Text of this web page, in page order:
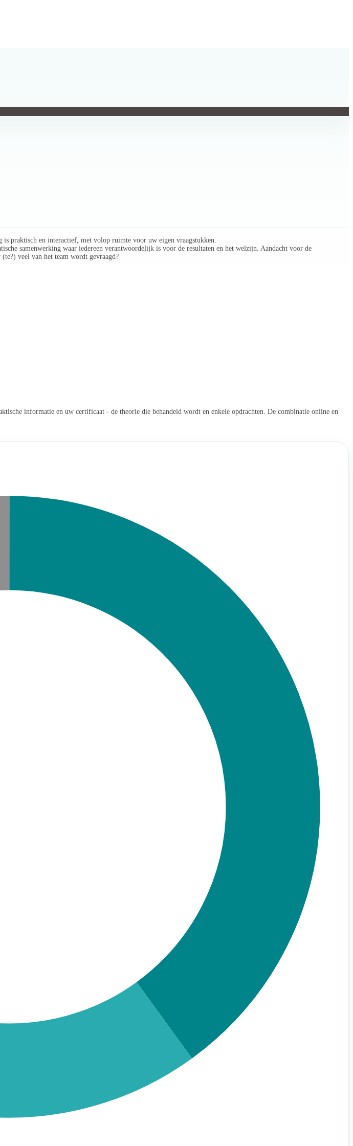
praktisch en interactief, met volop ruimte voor uw eigen vraagstukken.
samenwerking waar iedereen verantwoordelijk is voor de resultaten en het welzijn. Aandacht voor de
veel van het team wordt gevraagd?
informatie en uw certificaat - de theorie die behandeld wordt en enkele opdrachten. De combinatie online en